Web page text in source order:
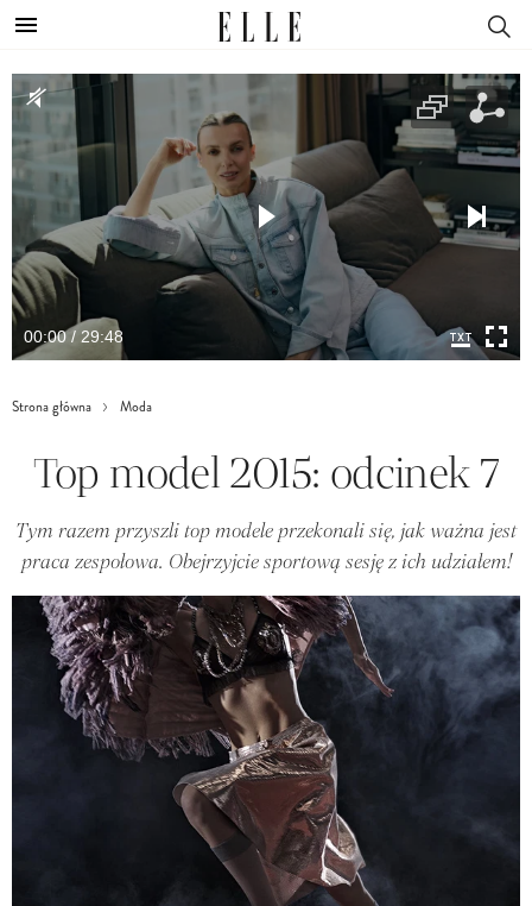
00:00 / 29:48
Strona główna Moda
Top model 2015: odcinek 7
Tym razem przyszli top modele przekonali się, jak ważna jest
praca zespołowa. Obejrzyjcie sportową sesję z ich udziałem!